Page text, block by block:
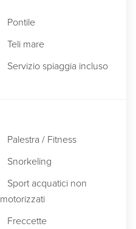
Pontile
Teli mare
Servizio spiaggia incluso
Palestra / Fitness
Snorkeling
Sport acquatici non
motorizzati
Freccette